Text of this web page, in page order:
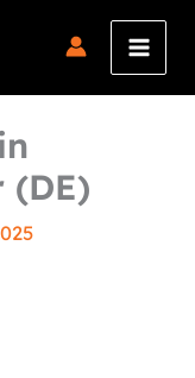
(DE)